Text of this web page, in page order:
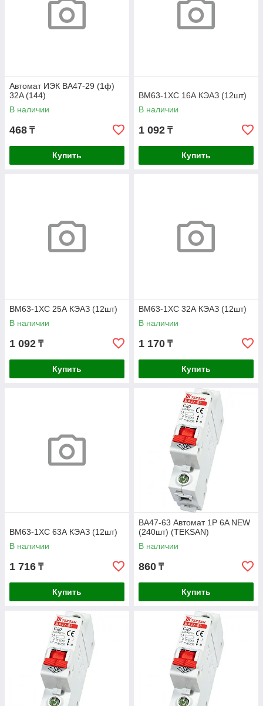
Автомат ИЭК ВА47-29 (1ф)
32A (144)
В наличии
468 ₸
Купить
ВМ63-1ХС 16А КЭАЗ (12шт)
В наличии
1 092 ₸
Купить
ВМ63-1ХС 25А КЭАЗ (12шт)
В наличии
1 092 ₸
Купить
ВМ63-1ХС 32А КЭАЗ (12шт)
В наличии
1 170 ₸
Купить
ВМ63-1ХС 63А КЭАЗ (12шт)
В наличии
1 716 ₸
Купить
BA47-63 Автомат 1P 6A NEW
(240шт) (TEKSAN)
В наличии
860 ₸
Купить